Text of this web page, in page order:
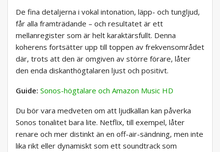
De fina detaljerna i vokal intonation, läpp- och tungljud,
får alla framträdande – och resultatet är ett
mellanregister som är helt karaktärsfullt. Denna
koherens fortsätter upp till toppen av frekvensområdet
där, trots att den är omgiven av större förare, låter
den enda diskanthögtalaren ljust och positivt.
Guide: Sonos-högtalare och Amazon Music HD
Du bör vara medveten om att ljudkällan kan påverka
Sonos tonalitet bara lite. Netflix, till exempel, låter
renare och mer distinkt än en off-air-sändning, men inte
lika rikt eller dynamiskt som ett soundtrack som